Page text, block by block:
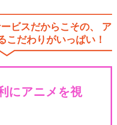
ビスだからこその、
ア
こだわりがいっぱい！
にアニメを視